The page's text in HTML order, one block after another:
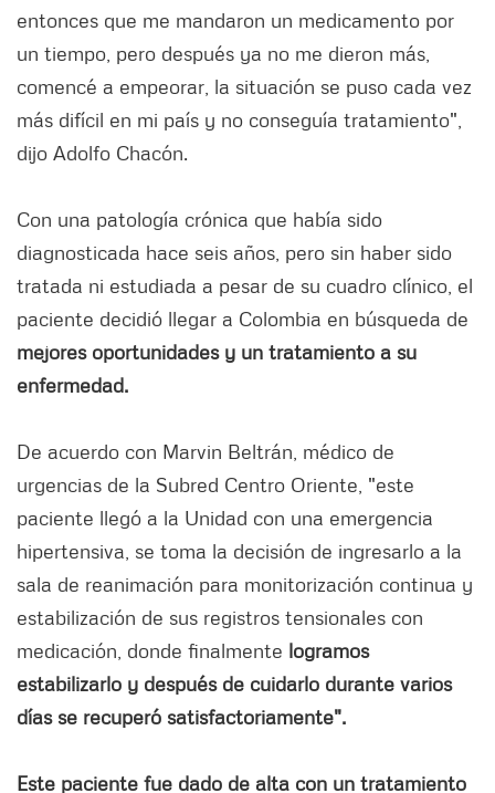
entonces que me mandaron un medicamento por
un tiempo, pero después ya no me dieron más,
comencé a empeorar, la situación se puso cada vez
más difícil en mi país y no conseguía tratamiento",
dijo Adolfo Chacón.
Con una patología crónica que había sido
diagnosticada hace seis años, pero sin haber sido
tratada ni estudiada a pesar de su cuadro clínico, el
paciente decidió llegar a Colombia en búsqueda de
mejores oportunidades y un tratamiento a su
enfermedad.
De acuerdo con Marvin Beltrán, médico de
urgencias de la Subred Centro Oriente, "este
paciente llegó a la Unidad con una emergencia
hipertensiva, se toma la decisión de ingresarlo a la
sala de reanimación para monitorización continua y
estabilización de sus registros tensionales con
medicación, donde finalmente logramos
estabilizarlo y después de cuidarlo durante varios
días se recuperó satisfactoriamente".
Este paciente fue dado de alta con un tratamiento